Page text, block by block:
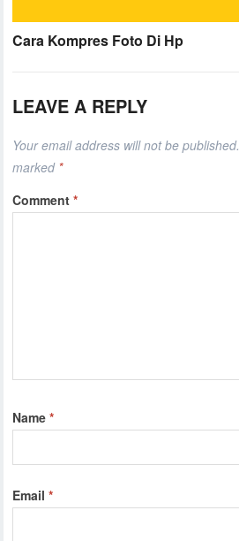
Cara Kompres Foto Di Hp
LEAVE A REPLY
Your email address will not be published.
marked *
Comment*
Name*
Email*